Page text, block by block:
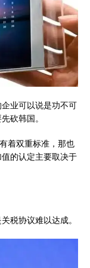
业可以说是功不可
砍韩国。
着双重标准，那也
的认定主要取决于
税协议难以达成。